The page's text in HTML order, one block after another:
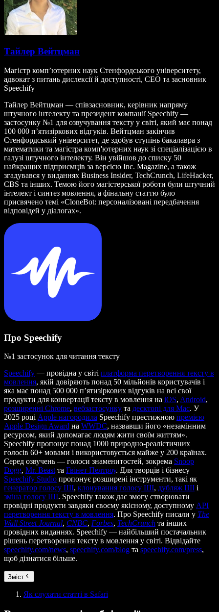
Тайлер Вейтцман
Магістр комп’ютерних наук Стенфордського університету,
адвокат з питань дислексії й доступності, CEO та засновник
Speechify
Тайлер Вейтцман — співзасновник, керівник напряму
штучного інтелекту та президент компанії Speechify —
застосунку №1 для озвучування тексту у світі, який має понад
100 000 п’ятизіркових відгуків. Вейтцман закінчив
Стенфордський університет, де здобув ступінь бакалавра з
математики та магістра комп'ютерних наук зі спеціалізацією в
галузі штучного інтелекту. Він увійшов до списку 50
найкращих підприємців за версією Inc. Magazine, а також
згадувався у виданнях Business Insider, TechCrunch, LifeHacker,
CBS та інших. Темою його магістерської роботи були штучний
інтелект і синтез мовлення, а фінальну статтю було
присвячено темі «CloneBot: персоналізовані передбачення
відповідей у діалогах».
Про Speechify
№1 застосунок для читання тексту
Speechify — провідна у світі платформа перетворення тексту в
мовлення, якій довіряють понад 50 мільйонів користувачів і
яка має понад 500 000 п’ятизіркових відгуків на всі свої
продукти для конвертації тексту в мовлення на iOS, Android,
розширенні Chrome, вебзастосунку та десктопі для Mac. У
2025 році Apple нагородила Speechify престижною премією
Apple Design Award на WWDC, назвавши його «незамінним
ресурсом, який допомагає людям жити своїм життям».
Speechify пропонує понад 1000 природно-реалістичних
голосів 60+ мовами і використовується майже у 200 країнах.
Серед озвучень — голоси знаменитостей, зокрема Snoop
Dogg, Mr. Beast та Гвінет Пелтроу. Для творців і бізнесу
Speechify Studio пропонує розширені інструменти, такі як
генератор голосу ШІ, клонування голосу ШІ, дубляж ШІ і
зміна голосу ШІ. Speechify також дає змогу створювати
провідні продукти завдяки своєму якісному, доступному API
перетворення тексту в мовлення. Про Speechify писали у The
Wall Street Journal, CNBC, Forbes, TechCrunch та інших
провідних виданнях. Speechify — найбільший постачальник
рішень перетворення тексту в мовлення у світі. Відвідайте
speechify.com/news, speechify.com/blog та speechify.com/press,
щоб дізнатися більше.
Зміст
Як слухати статті в Safari